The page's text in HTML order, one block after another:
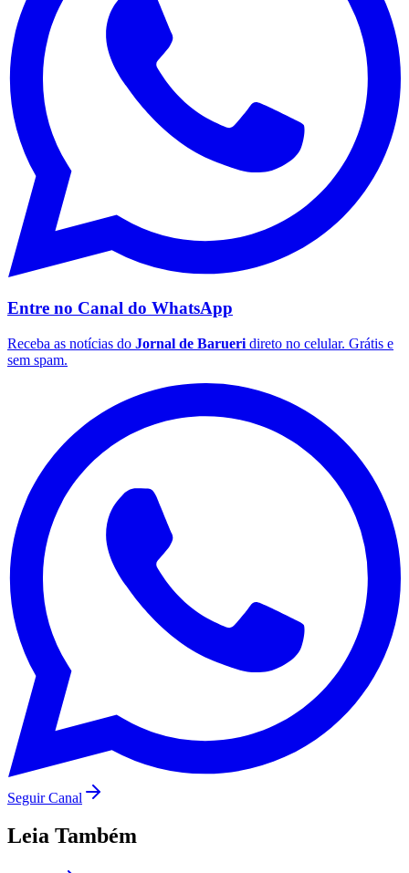
Santos
Flamengo
Entre no Canal do WhatsApp
Receba as notícias do Jornal de Barueri direto no celular. Grátis e
sem spam.
Seguir Canal
Leia Também